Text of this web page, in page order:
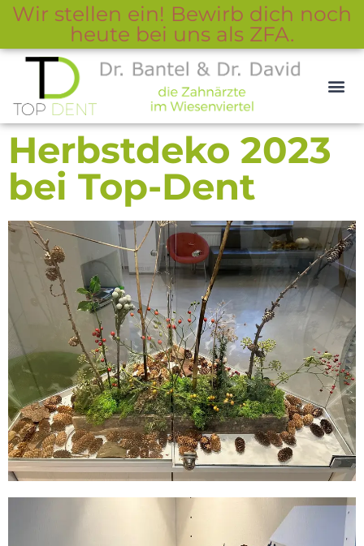
Inhalt
Wir stellen ein! Bewirb dich noch
heute bei uns als ZFA.
Herbstdeko 2023
bei Top-Dent